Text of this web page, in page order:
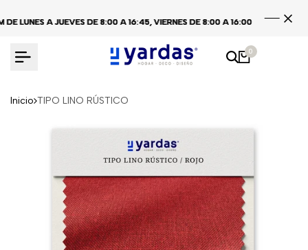
alLUNES A JUEVES DE 8:00 A 16:45, VIERNES DE 8:00 A 16:00
LUNES A JUEVES DE 8:00 A 16:45, VIERNES DE 8:00 A 16:00
LUNES A JUEVES DE 8:00 A 16:45, VIERNES DE 8:00 A 16:00
0
Inicio TIPO LINO RÚSTICO